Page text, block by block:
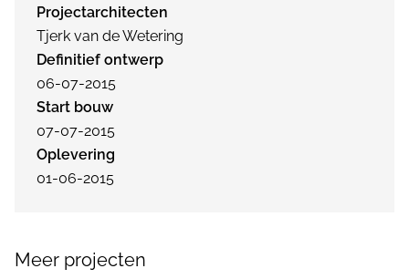
Projectarchitecten
Tjerk van de Wetering
Definitief ontwerp
06-07-2015
Start bouw
07-07-2015
Oplevering
01-06-2015
Meer projecten